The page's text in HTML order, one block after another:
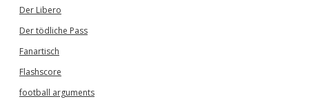
Der Libero
Der tödliche Pass
Fanartisch
Flashscore
football arguments